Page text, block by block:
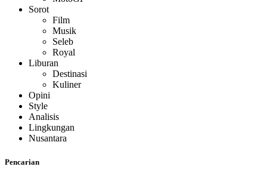
Sorot
Film
Musik
Seleb
Royal
Liburan
Destinasi
Kuliner
Opini
Style
Analisis
Lingkungan
Nusantara
Pencarian